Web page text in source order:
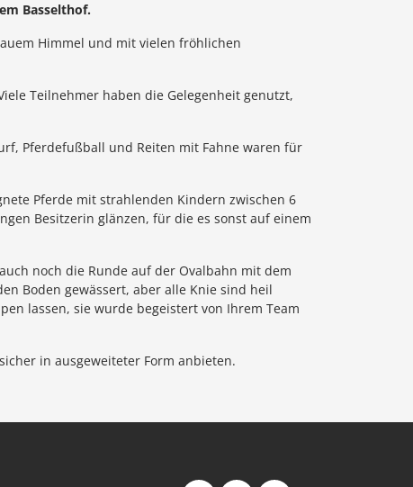
Basselthof.
Himmel und mit vielen fröhlichen
Teilnehmer haben die Gelegenheit genutzt,
Pferdefußball und Reiten mit Fahne waren für
Pferde mit strahlenden Kindern zwischen 6
Besitzerin glänzen, für die es sonst auf einem
noch die Runde auf der Ovalbahn mit dem
Boden gewässert, aber alle Knie sind heil
lassen, sie wurde begeistert von Ihrem Team
in ausgeweiteter Form anbieten.